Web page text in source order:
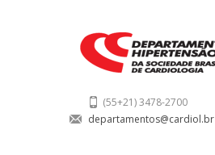
(55+21) 3478-2700
departamentos@cardiol.br